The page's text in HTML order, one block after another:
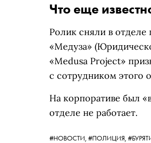
Что еще
Ролик сняли в
«Медуза»
«Medusa Project»
с сотрудником этого
На корпоративе был
отделе не работает.
#НОВОСТИ, #ПОЛИЦИЯ,